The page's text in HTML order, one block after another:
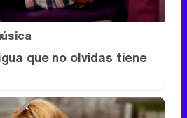
que no olvidas tiene